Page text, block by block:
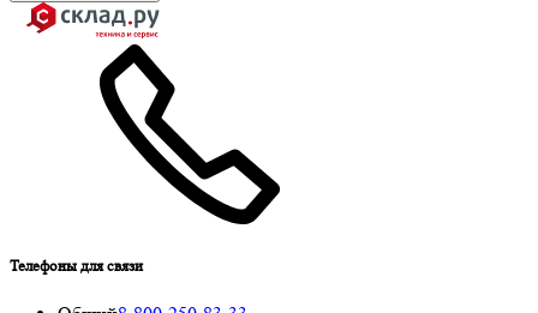
Телефоны для связи